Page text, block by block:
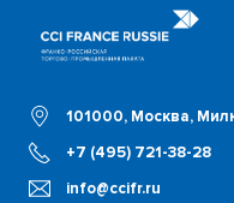
101000, Москва,
+7 (495) 721-38-28
info@ccifr.ru